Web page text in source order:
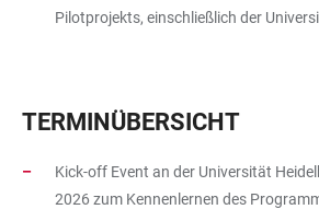
Pilotprojekts, einschließlich der
TERMINÜBERSICHT
Kick-off Event an der Universität
2026 zum Kennenlernen des